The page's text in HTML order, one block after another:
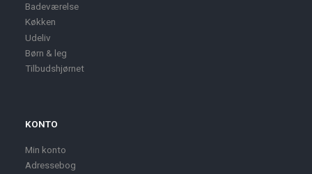
Badeværelse
Køkken
Udeliv
Børn & leg
Tilbudshjørnet
KONTO
Min konto
Adressebog